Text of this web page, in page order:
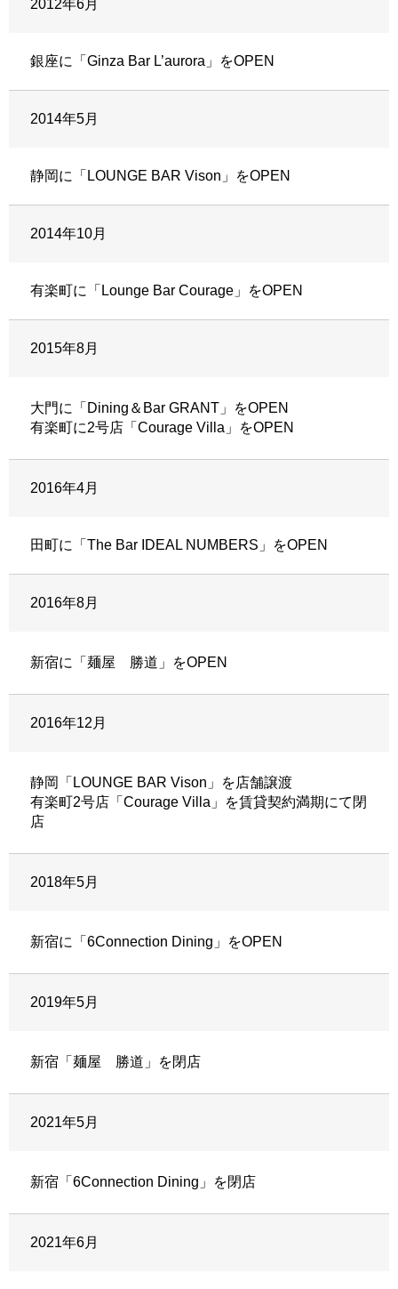
2012年6月
銀座に「Ginza Bar L’aurora」をOPEN
2014年5月
静岡に「LOUNGE BAR Vison」をOPEN
2014年10月
有楽町に「Lounge Bar Courage」をOPEN
2015年8月
大門に「Dining＆Bar GRANT」をOPEN
有楽町に2号店「Courage Villa」をOPEN
2016年4月
田町に「The Bar IDEAL NUMBERS」をOPEN
2016年8月
新宿に「麺屋 勝道」をOPEN
2016年12月
静岡「LOUNGE BAR Vison」を店舗譲渡
有楽町2号店「Courage Villa」を賃貸契約満期にて閉
店
2018年5月
新宿に「6Connection Dining」をOPEN
2019年5月
新宿「麺屋 勝道」を閉店
2021年5月
新宿「6Connection Dining」を閉店
2021年6月